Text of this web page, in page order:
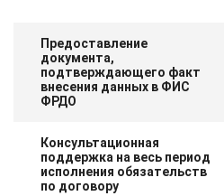
Предоставление
документа,
подтверждающего факт
внесения данных в ФИС
ФРДО
Консультационная
поддержка на весь период
исполнения обязательств
по договору